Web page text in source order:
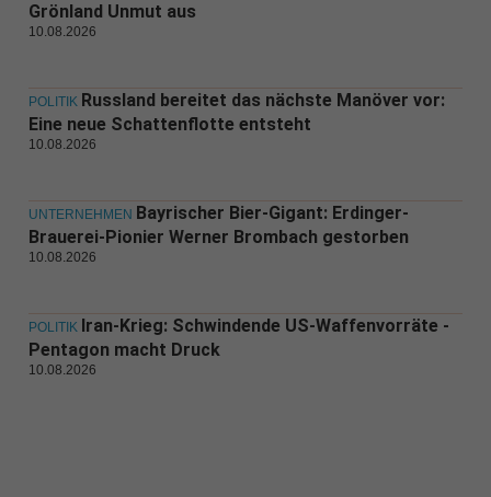
Grönland Unmut aus
10.08.2026
POLITIK Russland bereitet das nächste Manöver vor:
Eine neue Schattenflotte entsteht
10.08.2026
UNTERNEHMEN Bayrischer Bier-Gigant: Erdinger-
Brauerei-Pionier Werner Brombach gestorben
10.08.2026
POLITIK Iran-Krieg: Schwindende US-Waffenvorräte -
Pentagon macht Druck
10.08.2026